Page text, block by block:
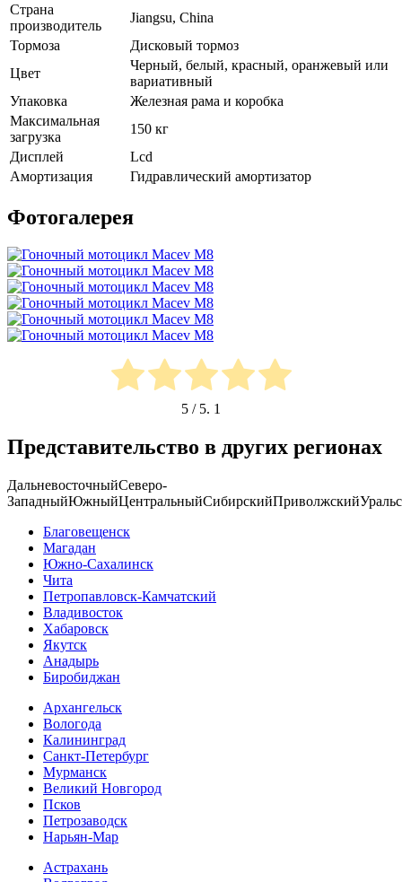
Страна
производитель
Jiangsu, China
Тормоза
Дисковый тормоз
Цвет
Черный, белый, красный, оранжевый или
вариативный
Упаковка
Железная рама и коробка
Максимальная
загрузка
150 кг
Дисплей
Lcd
Амортизация
Гидравлический амортизатор
Фотогалерея
5 / 5. 1
Представительство в других регионах
ДальневосточныйСеверо-
ЗападныйЮжныйЦентральныйСибирскийПриволжский
Благовещенск
Магадан
Южно-Сахалинск
Чита
Петропавловск-Камчатский
Владивосток
Хабаровск
Якутск
Анадырь
Биробиджан
Архангельск
Вологода
Калининград
Санкт-Петербург
Мурманск
Великий Новгород
Псков
Петрозаводск
Нарьян-Мар
Астрахань